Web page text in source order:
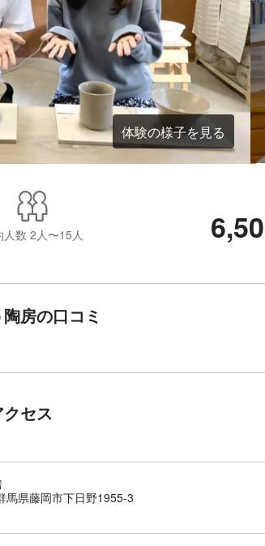
体験の様子を見る
人数 2人〜15人
房の口コミ
クセス
馬県藤岡市下日野1955-3